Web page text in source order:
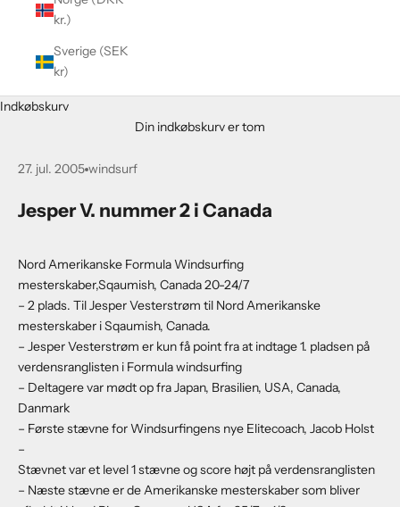
kr.)
Sverige (SEK
kr)
Indkøbskurv
Din indkøbskurv er tom
27. jul. 2005 windsurf
Jesper V. nummer 2 i Canada
Nord Amerikanske Formula Windsurfing
mesterskaber,Sqaumish, Canada 20-24/7
– 2 plads. Til Jesper Vesterstrøm til Nord Amerikanske
mesterskaber i Sqaumish, Canada.
– Jesper Vesterstrøm er kun få point fra at indtage 1. pladsen på
verdensranglisten i Formula windsurfing
– Deltagere var mødt op fra Japan, Brasilien, USA, Canada,
Danmark
– Første stævne for Windsurfingens nye Elitecoach, Jacob Holst
–
Stævnet var et level 1 stævne og score højt på verdensranglisten
– Næste stævne er de Amerikanske mesterskaber som bliver